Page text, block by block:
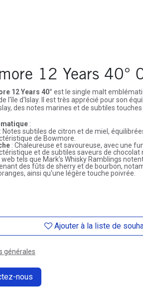
12 Years 40°
12 Years 40° est le single malt
l'île d'Islay. Il est très apprécié pour son
des notes marines et de subtiles
:
: Notes subtiles de citron et de miel,
de Bowmore.
: Chaleureuse et savoureuse, avec une
et de subtiles saveurs de chocolat
web tels que Mark's Whisky Ramblings
des fûts de sherry et de bourbon,
ainsi qu'une légère touche poivrée.
Ajouter à la liste de
générales
nous